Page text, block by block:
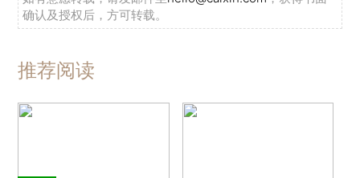
确认及授权后，方可转载。
推荐阅读